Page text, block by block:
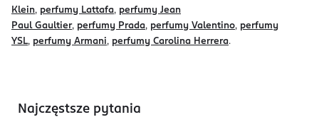
Klein, perfumy Lattafa, perfumy Jean
Paul Gaultier, perfumy Prada, perfumy Valentino, perfumy
YSL, perfumy Armani, perfumy Carolina Herrera.
Najczęstsze pytania